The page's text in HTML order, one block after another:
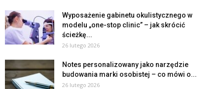
Wyposażenie gabinetu okulistycznego w
modelu „one-stop clinic” – jak skrócić
ścieżkę...
26 lutego 2026
Notes personalizowany jako narzędzie
budowania marki osobistej – co mówi o...
26 lutego 2026